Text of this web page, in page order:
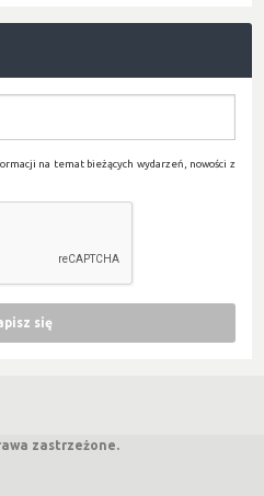
na temat bieżących wydarzeń, nowości z
zastrzeżone.